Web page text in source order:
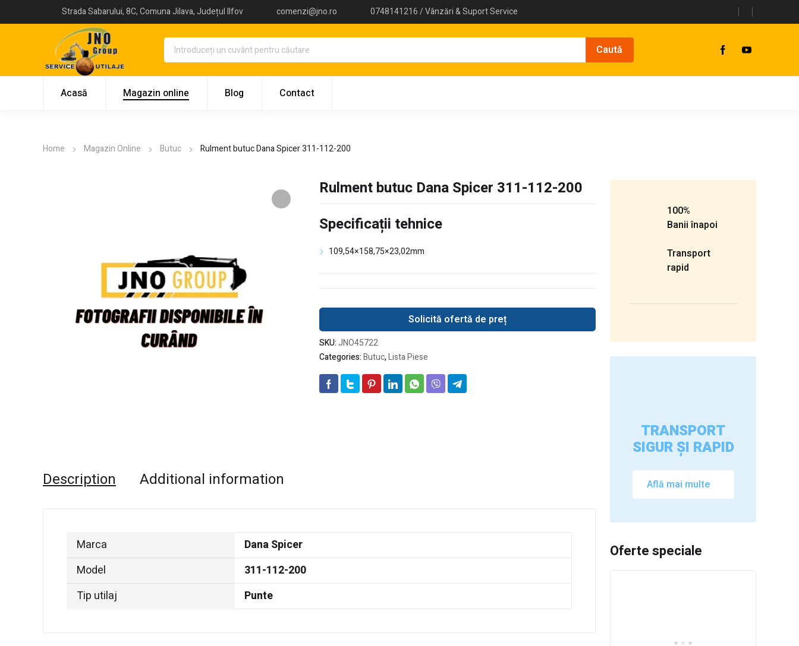
Strada Sabarului, 8C, Comuna Jilava, Județul Ilfov comenzi@jno.ro 0748141216 / Vânzări & Suport Service
Acasă Magazin online Blog Contact
Home Magazin Online Butuc Rulment butuc Dana Spicer 311-112-200
Rulment butuc Dana Spicer 311-112-200
Specificații tehnice
109,54×158,75×23,02mm
Solicită ofertă de preț
SKU:JNO45722
Categories:Butuc,Lista Piese
Description Additional information
Marca
Dana Spicer
Model
311-112-200
Tip utilaj
Punte
100%
Banii înapoi
Transport
rapid
TRANSPORT
SIGUR ȘI RAPID
Află mai multe
Oferte speciale